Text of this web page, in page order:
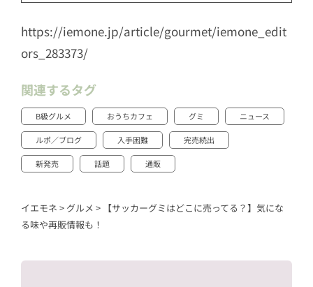
https://iemone.jp/article/gourmet/iemone_edit
ors_283373/
関連するタグ
B級グルメ おうちカフェ グミ ニュース
ルポ／ブログ 入手困難 完売続出
新発売 話題 通販
イエモネ > グルメ > 【サッカーグミはどこに売ってる？】気にな
る味や再販情報も！